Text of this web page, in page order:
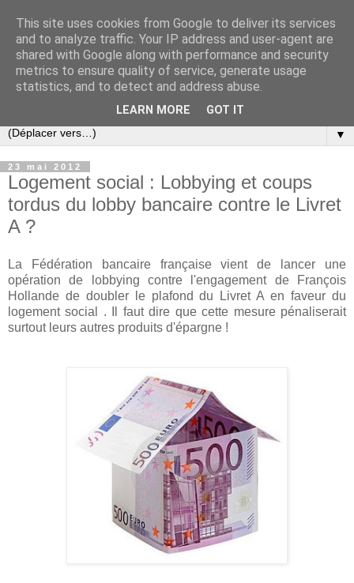
Slovar les Nouvelles
Blog citoyen d'informations, de décryptages et de
commentaires depuis 2005
▼
23 mai 2012
Logement social : Lobbying et coups
tordus du lobby bancaire contre le Livret
A ?
La Fédération bancaire française vient de lancer une
opération de lobbying contre l'engagement de François
Hollande de doubler le plafond du Livret A en faveur du
logement social . Il faut dire que cette mesure pénaliserait
surtout leurs autres produits d'épargne !
This site uses cookies from Google to deliver its services
and to analyze traffic. Your IP address and user-agent are
shared with Google along with performance and security
metrics to ensure quality of service, generate usage
statistics, and to detect and address abuse.
LEARN MORE GOT IT